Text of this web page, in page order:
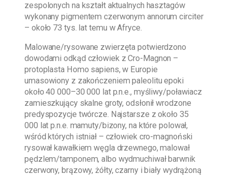
zespolonych na kształt aktualnych hasztagów
wykonany pigmentem czerwonym annorum circiter
– około 73 tys. lat temu w Afryce.
Malowane/rysowane zwierzęta potwierdzono
dowodami odkąd człowiek z Cro-Magnon –
protoplasta Homo sapiens, w Europie
umasowiony z zakończeniem paleolitu epoki
około 40 000–30 000 lat p.n.e., myśliwy/poławiacz
zamieszkujący skalne groty, odsłonił wrodzone
predyspozycje twórcze. Najstarsze z około 35
000 lat p.n.e. mamuty/bizony, na które polował,
wśród których istniał – człowiek cro-magnoński
rysował kawałkiem węgla drzewnego, malował
pędzlem/tamponem, albo wydmuchiwał barwnik
czerwony, brązowy, żółty, czarny i biały wydrążoną